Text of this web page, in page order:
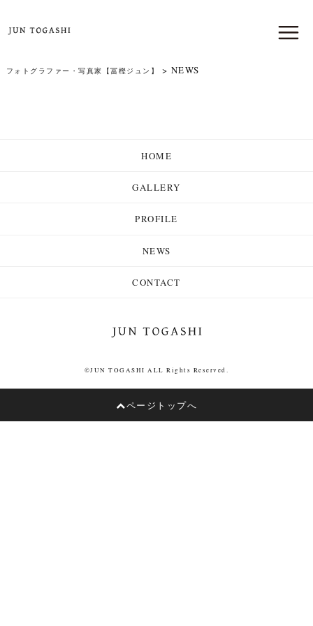
フォトグラファー・写真家【冨樫ジュン】 > NEWS
HOME
GALLERY
PROFILE
NEWS
CONTACT
©JUN TOGASHI ALL Rights Reserved.
ページトップへ